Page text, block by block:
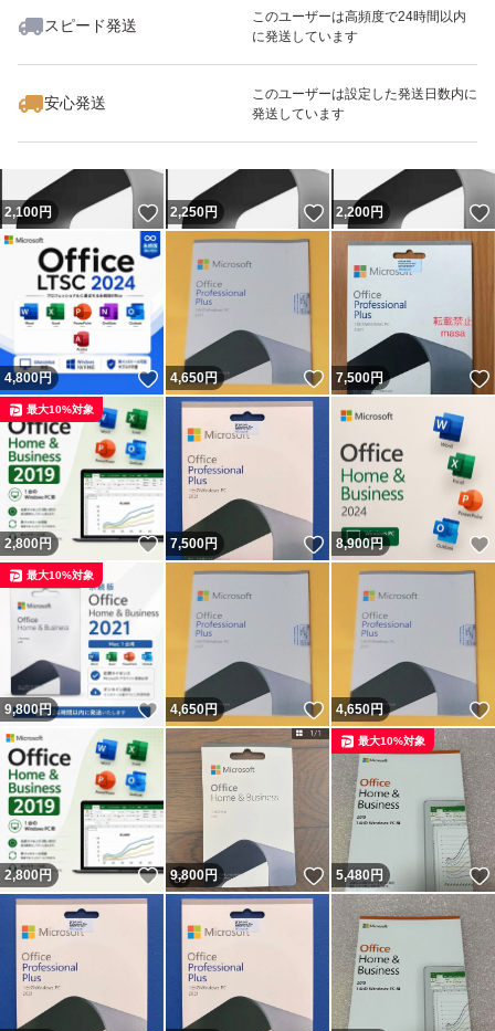
スピード発送
このユーザーは高頻度で24時間以内
に発送しています
安心発送
このユーザーは設定した発送日数内に
発送しています
いいね！
9,800
2,100円 いいね！
2,250円 いいね！
2,200円
4,800円 いいね！
4,650円 いいね！
7,500円
2,800円 いいね！
最大10%対象
7,500円 いいね！
8,900円
9,800円 いいね！
最大10%対象
4,650円 いいね！
4,650円
2,800円 いいね！
9,800円 いいね！
5,480円
最大10%対象